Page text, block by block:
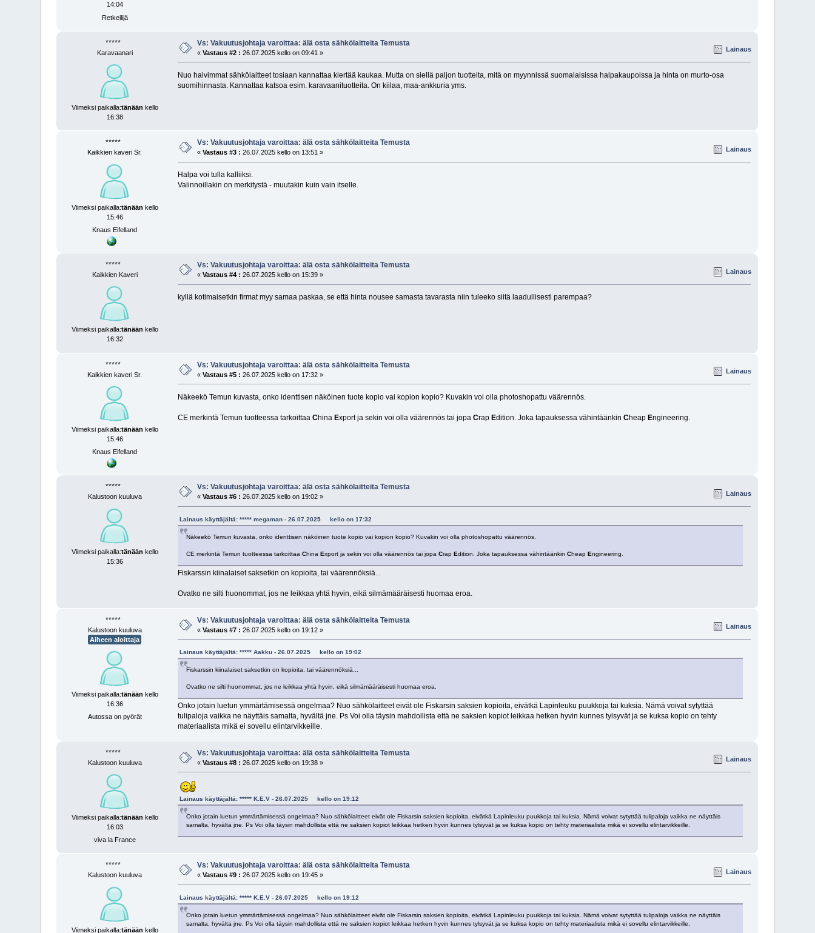
14:04
Retkeilijä
*****
Karavaanari
Viimeksi paikalla:tänään kello
16:38
Vs: Vakuutus­johtaja varoittaa: älä osta sähkö­laitteita Temusta
«Vastaus #2 : 26.07.2025 kello on 09:41 » Lainaus
Nuo halvimmat sähkölaitteet tosiaan kannattaa kiertää kaukaa. Mutta on siellä paljon tuotteita, mitä on myynnissä suomalaisissa halpakaupoissa ja hinta on murto-osa
suomihinnasta. Kannattaa katsoa esim. karavaanituotteita. On kiilaa, maa-ankkuria yms.
*****
Kaikkien kaveri Sr.
Viimeksi paikalla:tänään kello
15:46
Knaus Eifelland
Vs: Vakuutus­johtaja varoittaa: älä osta sähkö­laitteita Temusta
«Vastaus #3 : 26.07.2025 kello on 13:51 » Lainaus
Halpa voi tulla kalliiksi.
Valinnoillakin on merkitystä - muutakin kuin vain itselle.
*****
Kaikkien Kaveri
Viimeksi paikalla:tänään kello
16:32
Vs: Vakuutus­johtaja varoittaa: älä osta sähkö­laitteita Temusta
«Vastaus #4 : 26.07.2025 kello on 15:39 » Lainaus
kyllä kotimaisetkin firmat myy samaa paskaa, se että hinta nousee samasta tavarasta niin tuleeko siitä laadullisesti parempaa?
*****
Kaikkien kaveri Sr.
Viimeksi paikalla:tänään kello
15:46
Knaus Eifelland
Vs: Vakuutus­johtaja varoittaa: älä osta sähkö­laitteita Temusta
«Vastaus #5 : 26.07.2025 kello on 17:32 » Lainaus
Näkeekö Temun kuvasta, onko identtisen näköinen tuote kopio vai kopion kopio? Kuvakin voi olla photoshopattu väärennös.
CE merkintä Temun tuotteessa tarkoittaa China Export ja sekin voi olla väärennös tai jopa Crap Edition. Joka tapauksessa vähintäänkin Cheap Engineering.
*****
Kalustoon kuuluva
Viimeksi paikalla:tänään kello
15:36
Vs: Vakuutus­johtaja varoittaa: älä osta sähkö­laitteita Temusta
«Vastaus #6 : 26.07.2025 kello on 19:02 » Lainaus
Lainaus käyttäjältä: ***** megaman - 26.07.2025 kello on 17:32
Näkeekö Temun kuvasta, onko identtisen näköinen tuote kopio vai kopion kopio? Kuvakin voi olla photoshopattu väärennös.
CE merkintä Temun tuotteessa tarkoittaa China Export ja sekin voi olla väärennös tai jopa Crap Edition. Joka tapauksessa vähintäänkin Cheap Engineering.
Fiskarssin kiinalaiset saksetkin on kopioita, tai väärennöksiä...
Ovatko ne silti huonommat, jos ne leikkaa yhtä hyvin, eikä silmämääräisesti huomaa eroa.
*****
Kalustoon kuuluva
Aiheen aloittaja
Viimeksi paikalla:tänään kello
16:36
Autossa on pyörät
Vs: Vakuutus­johtaja varoittaa: älä osta sähkö­laitteita Temusta
«Vastaus #7 : 26.07.2025 kello on 19:12 » Lainaus
Lainaus käyttäjältä: ***** Aakku - 26.07.2025 kello on 19:02
Fiskarssin kiinalaiset saksetkin on kopioita, tai väärennöksiä...
Ovatko ne silti huonommat, jos ne leikkaa yhtä hyvin, eikä silmämääräisesti huomaa eroa.
Onko jotain luetun ymmärtämisessä ongelmaa? Nuo sähkölaitteet eivät ole Fiskarsin saksien kopioita, eivätkä Lapinleuku puukkoja tai kuksia. Nämä voivat sytyttää
tulipaloja vaikka ne näyttäis samalta, hyvältä jne. Ps Voi olla täysin mahdollista että ne saksien kopiot leikkaa hetken hyvin kunnes tylsyvät ja se kuksa kopio on tehty
materiaalista mikä ei sovellu elintarvikkeille.
*****
Kalustoon kuuluva
Viimeksi paikalla:tänään kello
16:03
viva la France
Vs: Vakuutus­johtaja varoittaa: älä osta sähkö­laitteita Temusta
«Vastaus #8 : 26.07.2025 kello on 19:38 » Lainaus
Lainaus käyttäjältä: ***** K.E.V - 26.07.2025 kello on 19:12
Onko jotain luetun ymmärtämisessä ongelmaa? Nuo sähkölaitteet eivät ole Fiskarsin saksien kopioita, eivätkä Lapinleuku puukkoja tai kuksia. Nämä voivat sytyttää tulipaloja vaikka ne näyttäis
samalta, hyvältä jne. Ps Voi olla täysin mahdollista että ne saksien kopiot leikkaa hetken hyvin kunnes tylsyvät ja se kuksa kopio on tehty materiaalista mikä ei sovellu elintarvikkeille.
*****
Kalustoon kuuluva
Viimeksi paikalla:tänään kello
Vs: Vakuutus­johtaja varoittaa: älä osta sähkö­laitteita Temusta
«Vastaus #9 : 26.07.2025 kello on 19:45 » Lainaus
Lainaus käyttäjältä: ***** K.E.V - 26.07.2025 kello on 19:12
Onko jotain luetun ymmärtämisessä ongelmaa? Nuo sähkölaitteet eivät ole Fiskarsin saksien kopioita, eivätkä Lapinleuku puukkoja tai kuksia. Nämä voivat sytyttää tulipaloja vaikka ne näyttäis
samalta, hyvältä jne. Ps Voi olla täysin mahdollista että ne saksien kopiot leikkaa hetken hyvin kunnes tylsyvät ja se kuksa kopio on tehty materiaalista mikä ei sovellu elintarvikkeille.